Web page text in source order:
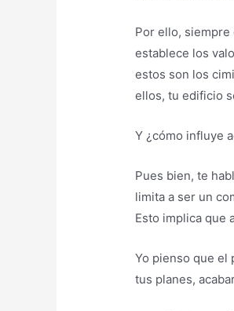
Por ello,
establece los
estos son los
ellos, tu edificio
Y ¿cómo influye
Pues bien, te
limita a ser un
Esto implica que
Yo pienso que el
tus planes,